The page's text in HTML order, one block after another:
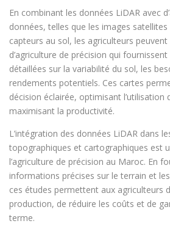
En combinant les données LiDAR avec
données, telles que les images
capteurs au sol, les agriculteurs
d’agriculture de précision qui
détaillées sur la variabilité du sol, les
rendements potentiels. Ces cartes
décision éclairée, optimisant l’utilisation
maximisant la productivité.
L’intégration des données LiDAR dans
topographiques et cartographiques est
l’agriculture de précision au Maroc. En
informations précises sur le terrain et
ces études permettent aux agriculteurs
production, de réduire les coûts et de
terme.